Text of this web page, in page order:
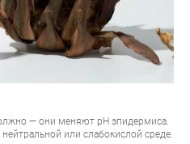
— они меняют pH эпидермиса.
или слабокислой среде.